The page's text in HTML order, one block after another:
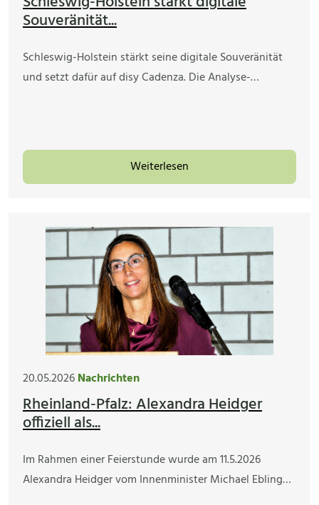
Souveränität...
Schleswig-Holstein stärkt seine digitale Souveränität
und setzt dafür auf disy Cadenza. Die Analyse-…
Weiterlesen
20.05.2026Nachrichten
Rheinland-Pfalz: Alexandra Heidger
offiziell als...
Im Rahmen einer Feierstunde wurde am 11.5.2026
Alexandra Heidger vom Innenminister Michael Ebling…